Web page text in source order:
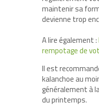
maintenir sa
devienne trop
A lire également :
rempotage de
Il est
kalanchoe au
généralement à
du printemps.